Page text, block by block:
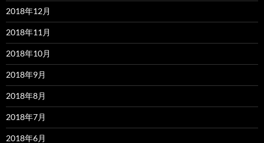
2018年12月
2018年11月
2018年10月
2018年9月
2018年8月
2018年7月
2018年6月